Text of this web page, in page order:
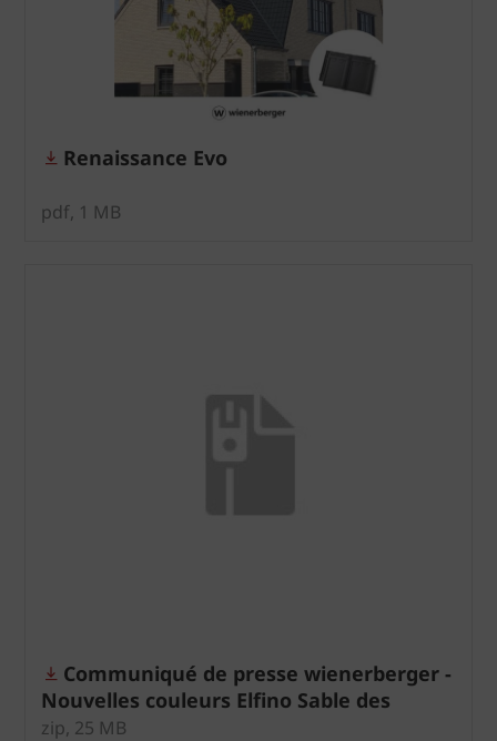
Renaissance Evo
pdf, 1 MB
Communiqué de presse wienerberger -
Nouvelles couleurs Elfino Sable des
dunes
zip, 25 MB